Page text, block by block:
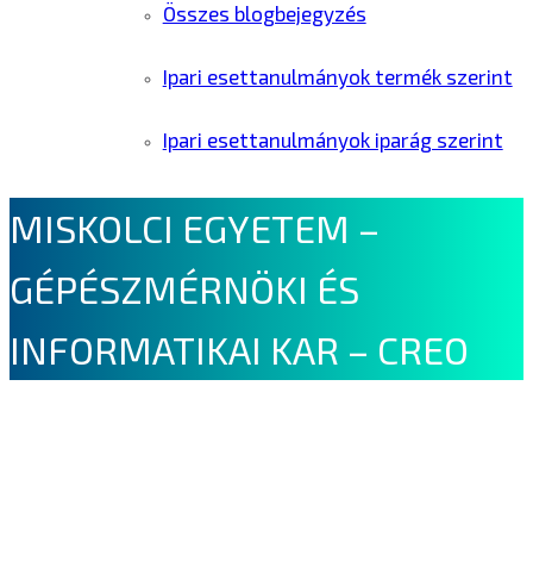
Összes blogbejegyzés
Ipari esettanulmányok termék szerint
Ipari esettanulmányok iparág szerint
MISKOLCI EGYETEM –
GÉPÉSZMÉRNÖKI ÉS
INFORMATIKAI KAR – CREO